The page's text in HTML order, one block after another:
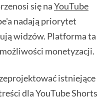
się naYouTube
nadają priorytet
widzów. Platforma ta
monetyzacji.
istniejące
dla YouTube Shorts